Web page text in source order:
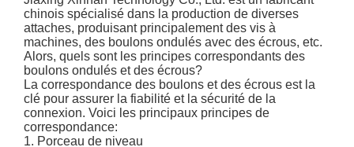
chinois spécialisé dans la production de diverses
attaches, produisant principalement des vis à
machines, des boulons ondulés avec des écrous, etc.
Alors, quels sont les principes correspondants des
boulons ondulés et des écrous?
La correspondance des boulons et des écrous est la
clé pour assurer la fiabilité et la sécurité de la
connexion. Voici les principaux principes de
correspondance:
1. Porceau de niveau